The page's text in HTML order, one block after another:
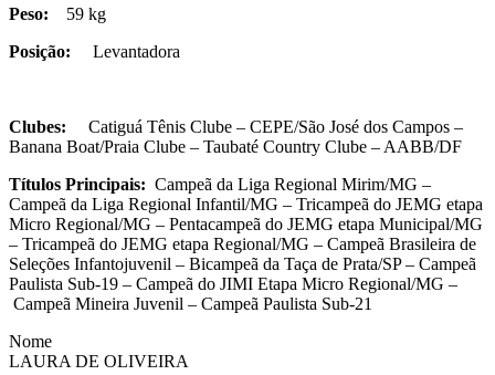
Peso: 59 kg
Posição: Levantadora
Clubes: Catiguá Tênis Clube – CEPE/São José dos Campos –
Banana Boat/Praia Clube – Taubaté Country Clube – AABB/DF
Títulos Principais: Campeã da Liga Regional Mirim/MG –
Campeã da Liga Regional Infantil/MG – Tricampeã do JEMG etapa
Micro Regional/MG – Pentacampeã do JEMG etapa Municipal/MG
– Tricampeã do JEMG etapa Regional/MG – Campeã Brasileira de
Seleções Infantojuvenil – Bicampeã da Taça de Prata/SP – Campeã
Paulista Sub-19 – Campeã do JIMI Etapa Micro Regional/MG –
Campeã Mineira Juvenil – Campeã Paulista Sub-21
Nome
LAURA DE OLIVEIRA